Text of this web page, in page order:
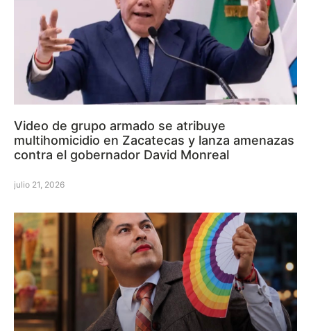
Video de grupo armado se atribuye
multihomicidio en Zacatecas y lanza amenazas
contra el gobernador David Monreal
julio 21, 2026